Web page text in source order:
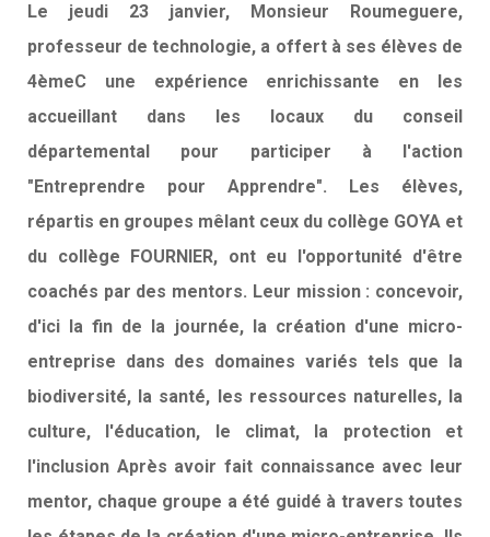
Le jeudi 23 janvier, Monsieur Roumeguere,
professeur de technologie, a offert à ses élèves de
4èmeC une expérience enrichissante en les
accueillant dans les locaux du conseil
départemental pour participer à l'action
"Entreprendre pour Apprendre". Les élèves,
répartis en groupes mêlant ceux du collège GOYA et
du collège FOURNIER, ont eu l'opportunité d'être
coachés par des mentors. Leur mission : concevoir,
d'ici la fin de la journée, la création d'une micro-
entreprise dans des domaines variés tels que la
biodiversité, la santé, les ressources naturelles, la
culture, l'éducation, le climat, la protection et
l'inclusion Après avoir fait connaissance avec leur
mentor, chaque groupe a été guidé à travers toutes